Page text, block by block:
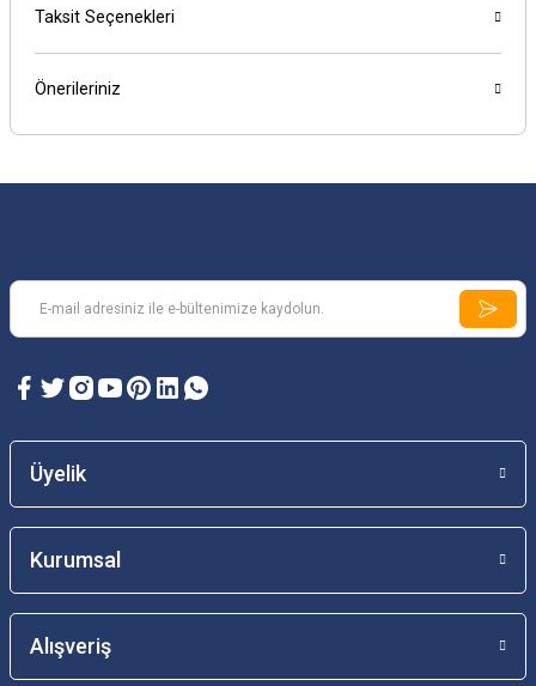
Taksit Seçenekleri
Önerileriniz
Üyelik
Kurumsal
Alışveriş